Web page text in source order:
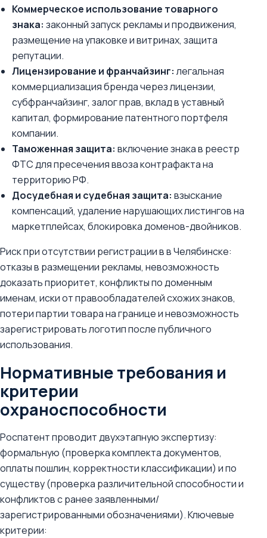
Коммерческое использование товарного
знака: законный запуск рекламы и продвижения,
размещение на упаковке и витринах, защита
репутации.
Лицензирование и франчайзинг: легальная
коммерциализация бренда через лицензии,
субфранчайзинг, залог прав, вклад в уставный
капитал, формирование патентного портфеля
компании.
Таможенная защита: включение знака в реестр
ФТС для пресечения ввоза контрафакта на
территорию РФ.
Досудебная и судебная защита: взыскание
компенсаций, удаление нарушающих листингов на
маркетплейсах, блокировка доменов-двойников.
Риск при отсутствии регистрации в в Челябинске:
отказы в размещении рекламы, невозможность
доказать приоритет, конфликты по доменным
именам, иски от правообладателей схожих знаков,
потери партии товара на границе и невозможность
зарегистрировать логотип после публичного
использования.
Нормативные требования и
критерии
охраноспособности
Роспатент проводит двухэтапную экспертизу:
формальную (проверка комплекта документов,
оплаты пошлин, корректности классификации) и по
существу (проверка различительной способности и
конфликтов с ранее заявленными/
зарегистрированными обозначениями). Ключевые
критерии: